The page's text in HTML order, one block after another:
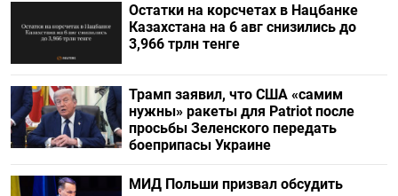
Остатки на корсчетах в Нацбанке
Казахстана на 6 авг снизились до
3,966 трлн тенге
Трамп заявил, что США «самим
нужны» ракеты для Patriot после
просьбы Зеленского передать
боеприпасы Украине
МИД Польши призвал обсудить